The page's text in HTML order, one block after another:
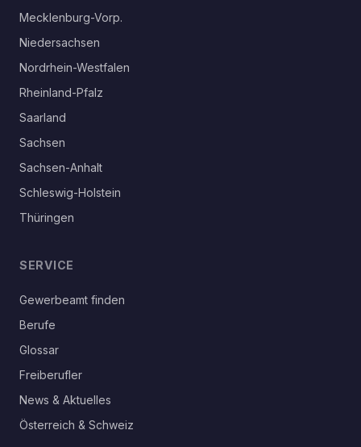
Mecklenburg-Vorp.
Niedersachsen
Nordrhein-Westfalen
Rheinland-Pfalz
Saarland
Sachsen
Sachsen-Anhalt
Schleswig-Holstein
Thüringen
SERVICE
Gewerbeamt finden
Berufe
Glossar
Freiberufler
News & Aktuelles
Österreich & Schweiz